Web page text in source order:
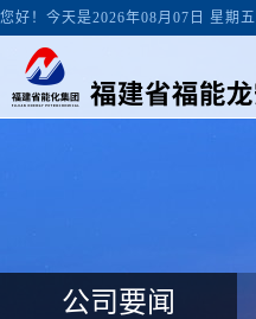
您好！今天是2026年08月07日 星期五
公司要闻